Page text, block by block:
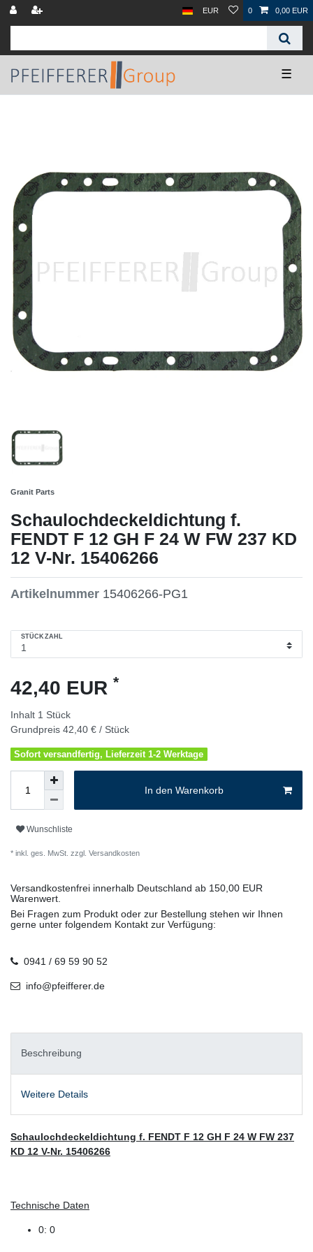
EUR 0 0,00 EUR
☰
Granit Parts
Schaulochdeckeldichtung f.
FENDT F 12 GH F 24 W FW 237 KD
12 V-Nr. 15406266
Artikelnummer 15406266-PG1
STÜCKZAHL
42,40 EUR *
Inhalt 1 Stück
Grundpreis 42,40 € / Stück
Sofort versandfertig, Lieferzeit 1-2 Werktage
In den Warenkorb
Wunschliste
* inkl. ges. MwSt. zzgl. Versandkosten
Versandkostenfrei innerhalb Deutschland ab 150,00 EUR
Warenwert.
Bei Fragen zum Produkt oder zur Bestellung stehen wir Ihnen
gerne unter folgendem Kontakt zur Verfügung:
0941 / 69 59 90 52
info@pfeifferer.de
Beschreibung
Weitere Details
Schaulochdeckeldichtung f. FENDT F 12 GH F 24 W FW 237
KD 12 V-Nr. 15406266
Technische Daten
0: 0